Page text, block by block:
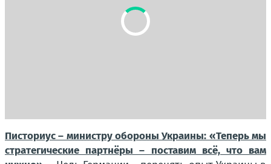
Писториус – министру обороны Украины: «Теперь мы
стратегические партнёры – поставим всё, что вам